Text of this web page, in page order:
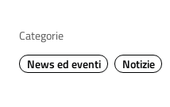
Categorie
News ed eventi
Notizie